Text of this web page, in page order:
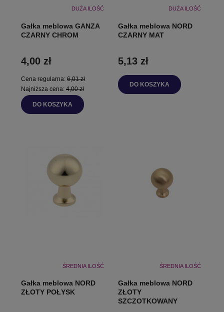
DUŻA ILOŚĆ
Gałka meblowa GANZA
CZARNY CHROM
4,00 zł
Cena regularna: 6,01 zł
Najniższa cena: 4,00 zł
DO KOSZYKA
DUŻA ILOŚĆ
Gałka meblowa NORD
CZARNY MAT
5,13 zł
DO KOSZYKA
ŚREDNIA ILOŚĆ
Gałka meblowa NORD
ZŁOTY POŁYSK
ŚREDNIA ILOŚĆ
Gałka meblowa NORD
ZŁOTY
SZCZOTKOWANY